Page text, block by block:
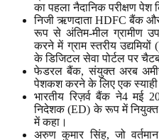
का पहला नैदानिक ​​परीक्षण पेश
निजी ऋणदाता HDFC बैंक
रूप से अंतिम-मील ग्रामीण
करने में ग्राम स्तरीय
के डिजिटल सेवा पोर्टल पर
फेडरल बैंक, संयुक्त अरब
पेशकश करने के लिए एक स्याही
भारतीय रिज़र्व बैंक ने4 मई
निदेशक (ED) के रूप में नियुक्त
में कहा।
अरुण कुमार सिंह, जो वर्तमान